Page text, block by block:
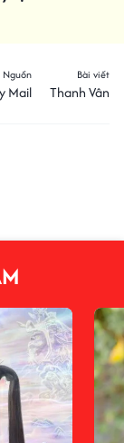
Nguồn
Mail
Bài viết
Thanh Vân